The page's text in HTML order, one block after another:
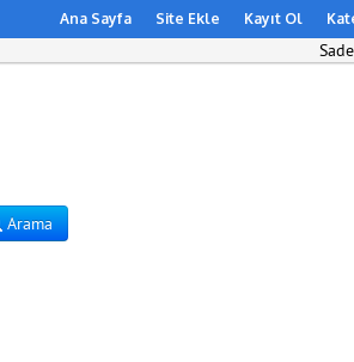
Ana Sayfa Site Ekle Kayıt Ol
Arama